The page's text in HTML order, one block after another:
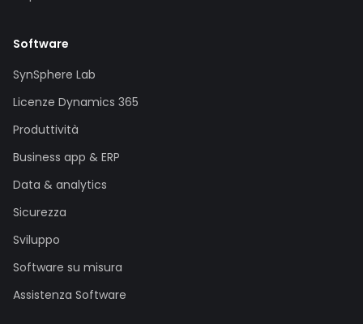
Software
SynSphere Lab
Licenze Dynamics 365
Produttività
Business app & ERP
Data & analytics
Sicurezza
Sviluppo
Software su misura
Assistenza Software